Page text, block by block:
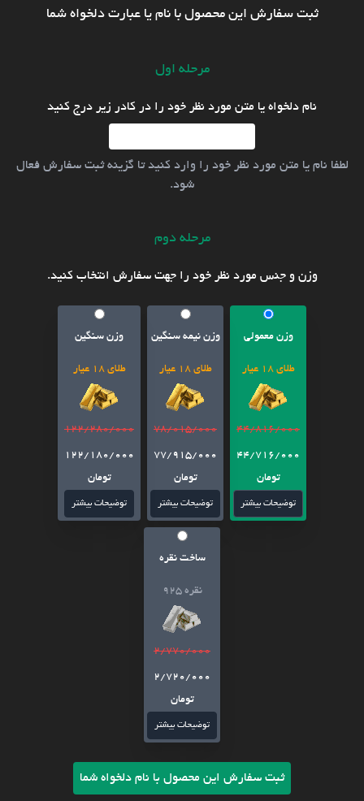
ثبت سفارش این محصول با نام یا عبارت دلخواه شما
مرحله اول
نام دلخواه یا متن مورد نظر خود را در کادر زیر درج کنید
لطفا نام یا متن مورد نظر خود را وارد کنید تا گزینه ثبت سفارش فعال
شود.
مرحله دوم
وزن و جنس مورد نظر خود را جهت سفارش انتخاب کنید.
وزن معمولی
طلای 18 عیار
44/816/000
44/716/000
تومان
توضیحات بیشتر
وزن نیمه سنگین
طلای 18 عیار
78/015/000
77/915/000
تومان
توضیحات بیشتر
وزن سنگین
طلای 18 عیار
122/280/000
122/180/000
تومان
توضیحات بیشتر
ساخت نقره
نقره 925
2/770/000
2/720/000
تومان
توضیحات بیشتر
ثبت سفارش این محصول با نام دلخواه شما